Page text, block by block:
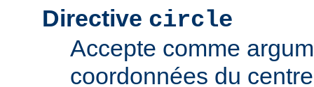
Directive circle
Accepte comme
coordonnées du